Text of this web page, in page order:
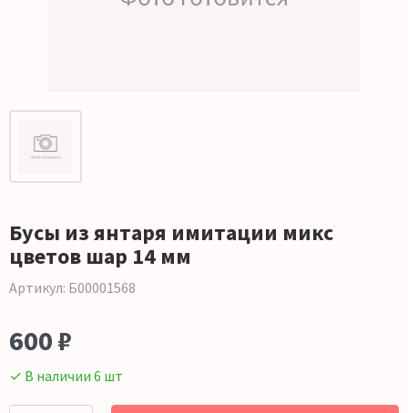
Бусы из янтаря имитации микс
цветов шар 14 мм
Артикул: Б00001568
600 ₽
✓ В наличии 6 шт